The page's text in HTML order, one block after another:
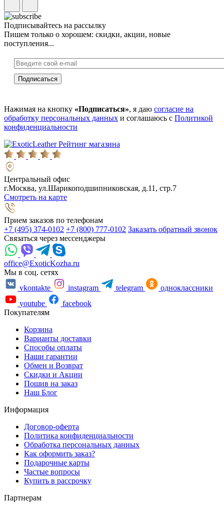
Подписывайтесь на рассылку
Пишем только о хорошем: скидки, акции, новые
поступления...
Нажимая на кнопку «Подписаться», я даю согласие на
обработку персональных данных и соглашаюсь с Политикой
конфиденциальности
Рейтинг магазина
Центральный офис
г.Москва, ул.Шарикоподшипниковская, д.11, стр.7
Смотреть на карте
Прием заказов по телефонам
+7 (495) 374-0102 +7 (800) 777-0102 Заказать обратный звонок
Связаться через мессенджеры
office@ExoticKozha.ru
Мы в соц. сетях
vkontakte
instagram telegram
одноклассники
youtube
facebook
Покупателям
Корзина
Варианты доставки
Способы оплаты
Наши гарантии
Обмен и Возврат
Скидки и Акции
Пошив на заказ
Наш Блог
Информация
Договор-оферта
Политика конфиденциальности
Обработка персональных данных
Как оформить заказ?
Подарочные карты
Частые вопросы
Купить в рассрочку
Партнерам